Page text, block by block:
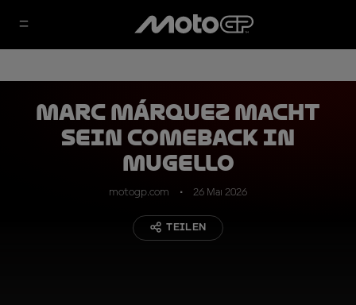
Marc Márquez macht
sein Comeback in
Mugello
motogp.com 26 Mai 2026
TEILEN